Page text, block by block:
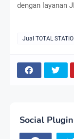
dengan layanan
Jual TOTAL
Social Plugin